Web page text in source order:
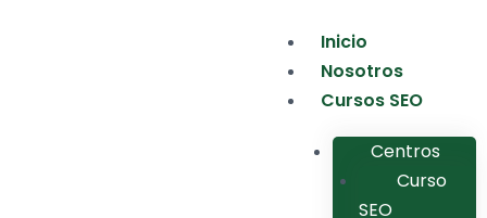
Inicio
Nosotros
Cursos SEO
Centros
Curso
SEO